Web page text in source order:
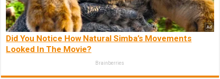
Did You Notice How Natural Simba’s Movements
Looked In The Movie?
Brainberries